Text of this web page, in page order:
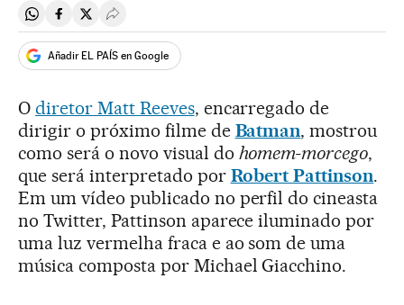
Compartir en Whatsapp
Compartir en Facebook
Compartir en Twitter
Desplegar Redes Sociales
Añadir EL PAÍS en Google
O diretor Matt Reeves, encarregado de
dirigir o próximo filme de Batman, mostrou
como será o novo visual do homem-morcego,
que será interpretado por Robert Pattinson.
Em um vídeo publicado no perfil do cineasta
no Twitter, Pattinson aparece iluminado por
uma luz vermelha fraca e ao som de uma
música composta por Michael Giacchino.